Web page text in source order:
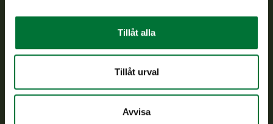
Tillåt alla
Tillåt urval
Avvisa
asiakaspalvelu@riista.fi